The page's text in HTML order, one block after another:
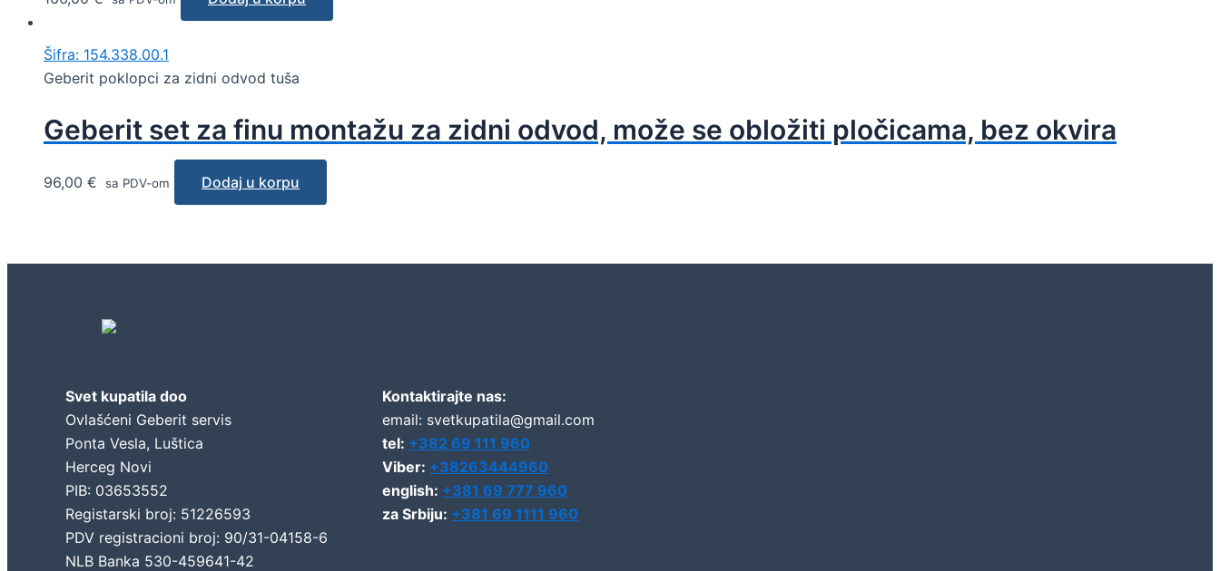
Šifra: 154.338.00.1
Geberit poklopci za zidni odvod tuša
Geberit set za finu montažu za zidni odvod, može se obložiti pločicama, bez okvira
96,00 € sa PDV-om Dodaj u korpu
Svet kupatila doo
Ovlašćeni Geberit servis
Ponta Vesla, Luštica
Herceg Novi
PIB: 03653552
Registarski broj: 51226593
PDV registracioni broj: 90/31-04158-6
NLB Banka 530-459641-42
Kontaktirajte nas:
email: svetkupatila@gmail.com
tel: +382 69 111 960
Viber: +38263444960
english: +381 69 777 960
za Srbiju: +381 69 1111 960